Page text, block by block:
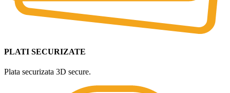
PLATI SECURIZATE
Plata securizata 3D secure.